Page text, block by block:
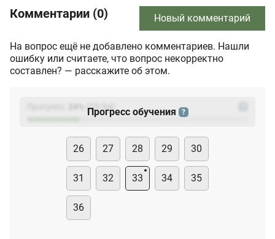
Комментарии (0) Новый комментарий
На вопрос ещё не добавлено комментариев. Нашли
ошибку или считаете, что вопрос некорректно
составлен? — расскажите об этом.
(23
Прогресс обучения ?
26 27 28 29 30
31 32 33 34 35
36